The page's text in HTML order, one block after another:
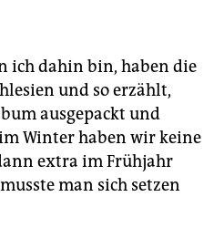
ich dahin bin, haben die
und so erzählt,
ausgepackt und
Winter haben wir keine
extra im Frühjahr
man sich setzen